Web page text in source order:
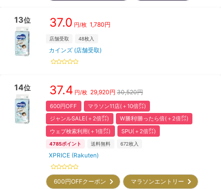
13位 37.0 円/枚 1,780円
店舗受取 48枚入
カインズ (店舗受取)
14位 37.4 円/枚 29,920円 30,520円
600円OFF
マラソン11店(＋10倍㌽)
ジャンルSALE(＋2倍㌽)
W勝利!勝ったら倍(＋2倍㌽)
ウェブ検索利用(＋1倍㌽)
SPU(＋2倍㌽)
4785ポイント 送料無料 672枚入
XPRICE (Rakuten)
600円OFFクーポン
マラソンエントリー